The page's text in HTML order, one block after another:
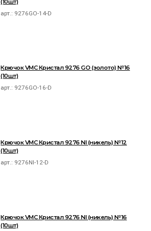
арт.: 9276GO-14-D
Крючок VMC Кристал 9276 GO (золото) №16
(10шт)
арт.: 9276GO-16-D
Крючок VMC Кристал 9276 NI (никель) №12
(10шт)
арт.: 9276NI-12-D
Крючок VMC Кристал 9276 NI (никель) №16
(10шт)